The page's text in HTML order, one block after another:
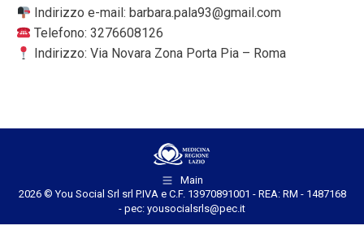
Indirizzo e-mail: barbara.pala93@gmail.com
Telefono: 3276608126
Indirizzo: Via Novara Zona Porta Pia – Roma
Main
2026 © You Social Srl srl P.IVA e C.F. 13970891001 - REA: RM - 1487168
- pec: yousocialsrls@pec.it